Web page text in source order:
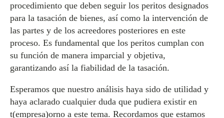
procedimiento que deben seguir los peritos designados
para la tasación de bienes, así como la intervención de
las partes y de los acreedores posteriores en este
proceso. Es fundamental que los peritos cumplan con
su función de manera imparcial y objetiva,
garantizando así la fiabilidad de la tasación.
Esperamos que nuestro análisis haya sido de utilidad y
haya aclarado cualquier duda que pudiera existir en
t(empresa)orno a este tema. Recordamos que estamos